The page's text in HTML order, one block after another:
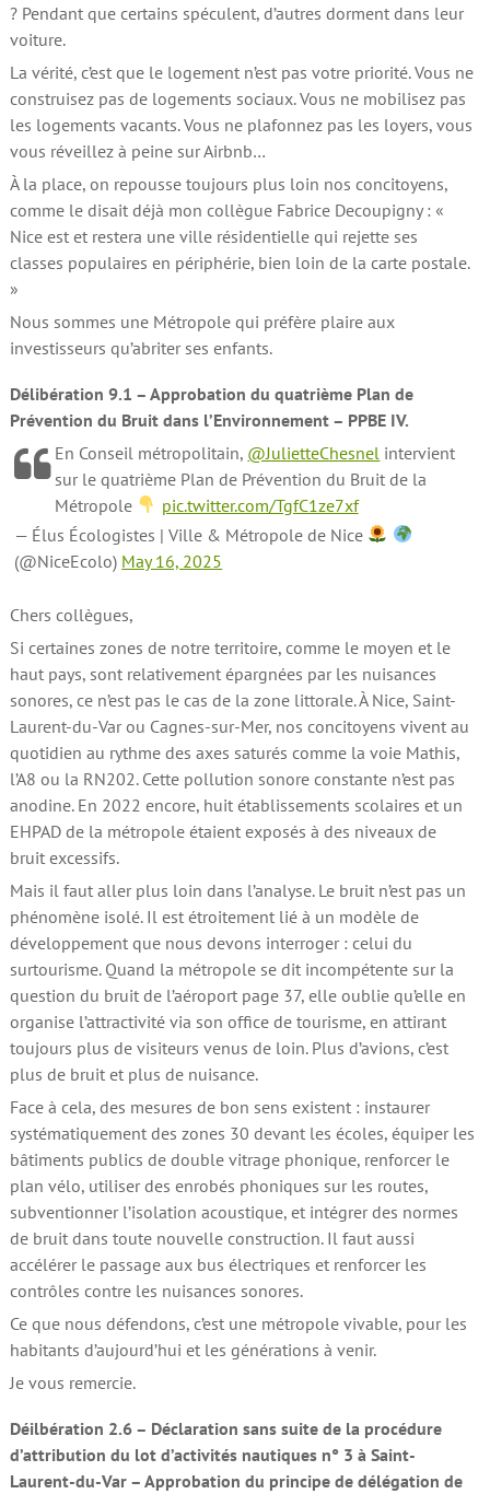
? Pendant que certains spéculent, d’autres dorment dans leur
voiture.
La vérité, c’est que le logement n’est pas votre priorité. Vous ne
construisez pas de logements sociaux. Vous ne mobilisez pas
les logements vacants. Vous ne plafonnez pas les loyers, vous
vous réveillez à peine sur Airbnb…
À la place, on repousse toujours plus loin nos concitoyens,
comme le disait déjà mon collègue Fabrice Decoupigny : «
Nice est et restera une ville résidentielle qui rejette ses
classes populaires en périphérie, bien loin de la carte postale.
»
Nous sommes une Métropole qui préfère plaire aux
investisseurs qu’abriter ses enfants.
Délibération 9.1 – Approbation du quatrième Plan de
Prévention du Bruit dans l’Environnement – PPBE IV.
En Conseil métropolitain, @JulietteChesnel intervient
sur le quatrième Plan de Prévention du Bruit de la
Métropole
pic.twitter.com/TgfC1ze7xf
— Élus Écologistes | Ville & Métropole de Nice
(@NiceEcolo) May 16, 2025
Chers collègues,
Si certaines zones de notre territoire, comme le moyen et le
haut pays, sont relativement épargnées par les nuisances
sonores, ce n’est pas le cas de la zone littorale. À Nice, Saint-
Laurent-du-Var ou Cagnes-sur-Mer, nos concitoyens vivent au
quotidien au rythme des axes saturés comme la voie Mathis,
l’A8 ou la RN202. Cette pollution sonore constante n’est pas
anodine. En 2022 encore, huit établissements scolaires et un
EHPAD de la métropole étaient exposés à des niveaux de
bruit excessifs.
Mais il faut aller plus loin dans l’analyse. Le bruit n’est pas un
phénomène isolé. Il est étroitement lié à un modèle de
développement que nous devons interroger : celui du
surtourisme. Quand la métropole se dit incompétente sur la
question du bruit de l’aéroport page 37, elle oublie qu’elle en
organise l’attractivité via son office de tourisme, en attirant
toujours plus de visiteurs venus de loin. Plus d’avions, c’est
plus de bruit et plus de nuisance.
Face à cela, des mesures de bon sens existent : instaurer
systématiquement des zones 30 devant les écoles, équiper les
bâtiments publics de double vitrage phonique, renforcer le
plan vélo, utiliser des enrobés phoniques sur les routes,
subventionner l’isolation acoustique, et intégrer des normes
de bruit dans toute nouvelle construction. Il faut aussi
accélérer le passage aux bus électriques et renforcer les
contrôles contre les nuisances sonores.
Ce que nous défendons, c’est une métropole vivable, pour les
habitants d’aujourd’hui et les générations à venir.
Je vous remercie.
Déilbération 2.6 – Déclaration sans suite de la procédure
d’attribution du lot d’activités nautiques n° 3 à Saint-
Laurent-du-Var – Approbation du principe de délégation de